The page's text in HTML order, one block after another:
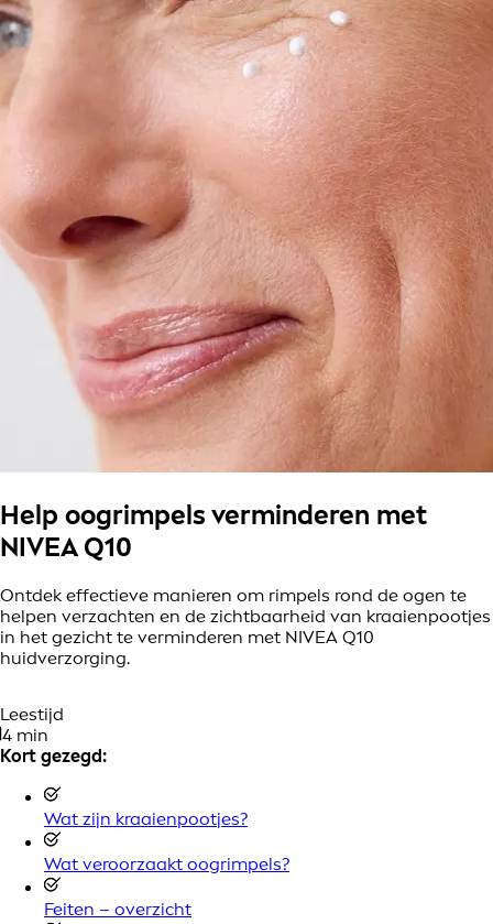
Help oogrimpels verminderen met
NIVEA Q10
Ontdek effectieve manieren om rimpels rond de ogen te
helpen verzachten en de zichtbaarheid van kraaienpootjes
in het gezicht te verminderen met NIVEA Q10
huidverzorging.
Leestijd
4 min
Kort gezegd:
Wat zijn kraaienpootjes?
Wat veroorzaakt oogrimpels?
Feiten – overzicht